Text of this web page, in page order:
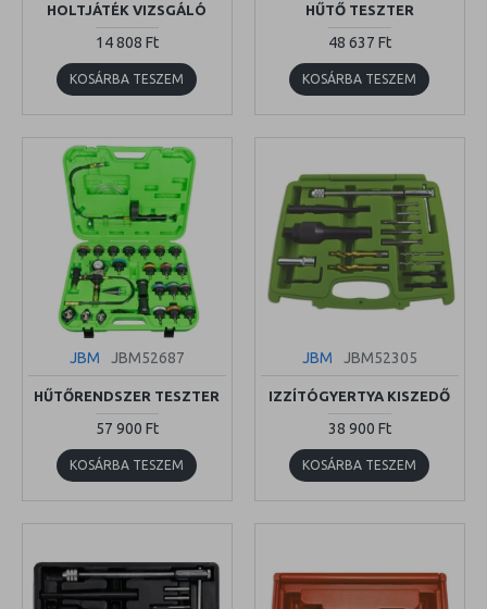
HOLTJÁTÉK VIZSGÁLÓ
14 808 Ft
KOSÁRBA TESZEM
HŰTŐ TESZTER
48 637 Ft
KOSÁRBA TESZEM
JBM JBM52687
HŰTŐRENDSZER TESZTER
57 900 Ft
KOSÁRBA TESZEM
JBM JBM52305
IZZÍTÓGYERTYA KISZEDŐ
38 900 Ft
KOSÁRBA TESZEM